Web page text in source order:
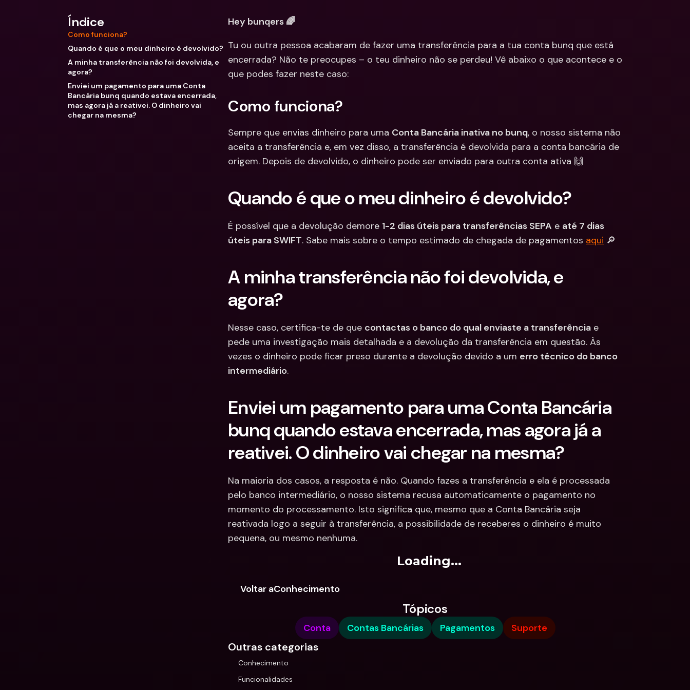
Estrangeiras
Índice
Como funciona?
Quando é que o meu dinheiro é devolvido?
A minha transferência não foi devolvida, e
agora?
Enviei um pagamento para uma Conta
Bancária bunq quando estava encerrada,
mas agora já a reativei. O dinheiro vai
chegar na mesma?
Hey bunqers 🌈
Tu ou outra pessoa acabaram de fazer uma transferência para a tua conta bunq que está
encerrada? Não te preocupes – o teu dinheiro não se perdeu! Vê abaixo o que acontece e o
que podes fazer neste caso:
Como funciona?
Sempre que envias dinheiro para uma Conta Bancária inativa no bunq, o nosso sistema não
aceita a transferência e, em vez disso, a transferência é devolvida para a conta bancária de
origem. Depois de devolvido, o dinheiro pode ser enviado para outra conta ativa 🙌
Quando é que o meu dinheiro é devolvido?
É possível que a devolução demore 1-2 dias úteis para transferências SEPA e até 7 dias
úteis para SWIFT. Sabe mais sobre o tempo estimado de chegada de pagamentos aqui 🔎
A minha transferência não foi devolvida, e
agora?
Nesse caso, certifica-te de que contactas o banco do qual enviaste a transferência e
pede uma investigação mais detalhada e a devolução da transferência em questão. Às
vezes o dinheiro pode ficar preso durante a devolução devido a um erro técnico do banco
intermediário.
Enviei um pagamento para uma Conta Bancária
bunq quando estava encerrada, mas agora já a
reativei. O dinheiro vai chegar na mesma?
Na maioria dos casos, a resposta é não. Quando fazes a transferência e ela é processada
pelo banco intermediário, o nosso sistema recusa automaticamente o pagamento no
momento do processamento. Isto significa que, mesmo que a Conta Bancária seja
reativada logo a seguir à transferência, a possibilidade de receberes o dinheiro é muito
pequena, ou mesmo nenhuma.
Loading...
Voltar aConhecimento
Tópicos
Conta Contas Bancárias Pagamentos Suporte
Outras categorias
Conhecimento
Funcionalidades